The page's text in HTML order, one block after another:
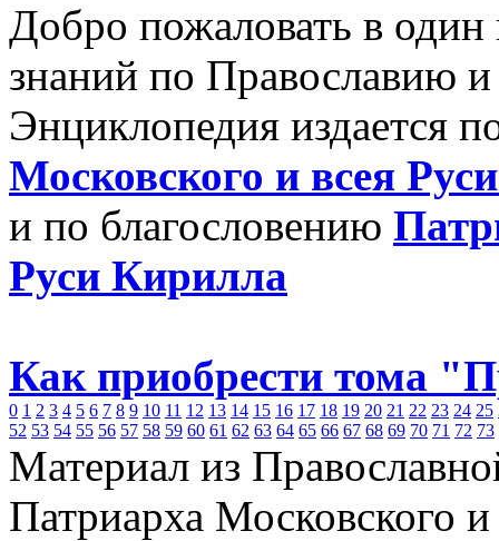
Добро пожаловать в
знаний по Православию
Энциклопедия издается
Московского и всея
и по благословению
Руси Кирилла
Как приобрести тома
0 1 2 3 4 5 6 7 8 9 10 11 12 13 14 15 16 17 18 19 20 21 22 23 24 25
52 53 54 55 56 57 58 59 60 61 62 63 64 65 66 67 68 69 70 71 72 73
Материал из
Патриарха Московского